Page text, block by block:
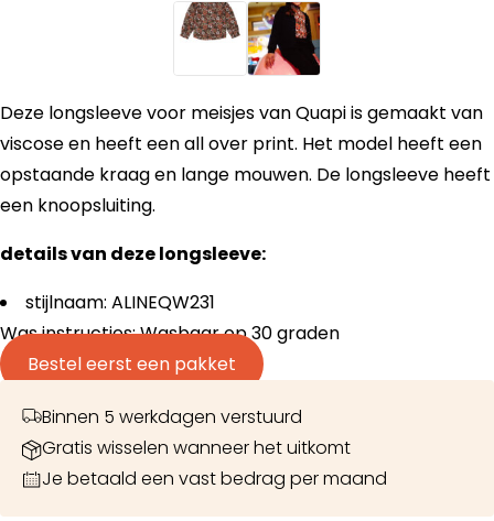
Deze longsleeve voor meisjes van Quapi is gemaakt van
viscose en heeft een all over print. Het model heeft een
opstaande kraag en lange mouwen. De longsleeve heeft
een knoopsluiting.
details van deze longsleeve:
stijlnaam: ALINEQW231
Was instructies: Wasbaar op 30 graden
Bestel eerst een pakket
Binnen 5 werkdagen verstuurd
Gratis wisselen wanneer het uitkomt
Je betaald een vast bedrag per maand